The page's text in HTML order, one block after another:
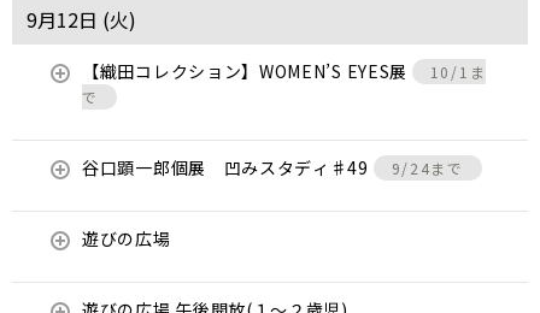
9月12日 (火)
【織田コレクション】WOMEN’S EYES展
10/1ま
で
谷口顕一郎個展 凹みスタディ♯49 9/24まで
遊びの広場